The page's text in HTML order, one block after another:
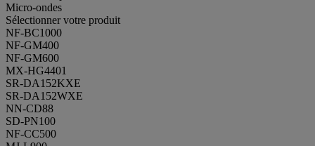
Micro-ondes
Sélectionner votre produit
NF-BC1000
NF-GM400
NF-GM600
MX-HG4401
SR-DA152KXE
SR-DA152WXE
NN-CD88
SD-PN100
NF-CC500